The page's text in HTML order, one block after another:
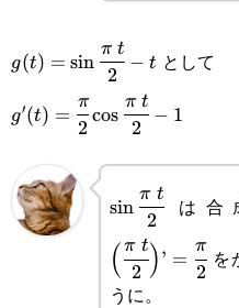
g(t)=\sin\cfrac{\pi t}
g(t) = sin
2
π t
− t として
g'(t)=\cfrac{\pi}
{2}\cos\cfrac{\pi t}
{2}-1
g′(t) =
2
π
cos
2
π t
− 1
\sin\cfrac{\pi
sin
2
π t は合
( 2
π t)’ =
2
πを
うに。